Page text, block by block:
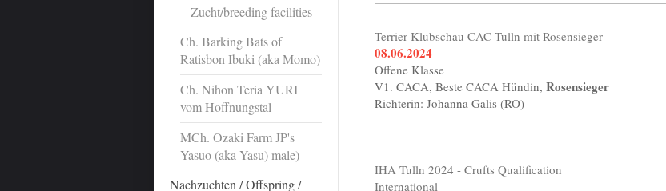
Zucht/breeding facilities
Ch. Barking Bats of
Ratisbon Ibuki (aka Momo)
Ch. Nihon Teria YURI
vom Hoffnungstal
MCh. Ozaki Farm JP's
Yasuo (aka Yasu) male)
Nachzuchten / Offspring /
Terrier-Klubschau CAC Tulln mit Rosensieger
08.06.2024
Offene Klasse
V1. CACA, Beste CACA Hündin,Rosensieger
Richterin: Johanna Galis (RO)
IHA Tulln 2024 - Crufts Qualification
International